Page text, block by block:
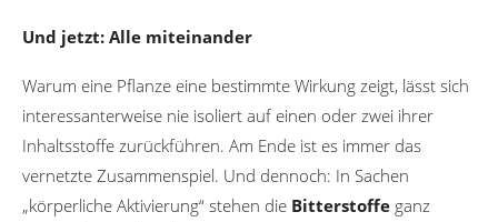
Und jetzt: Alle miteinander
Warum eine Pflanze eine bestimmte Wirkung zeigt, lässt sich
interessanterweise nie isoliert auf einen oder zwei ihrer
Inhaltsstoffe zurückführen. Am Ende ist es immer das
vernetzte Zusammenspiel. Und dennoch: In Sachen
„körperliche Aktivierung“ stehen die Bitterstoffe ganz